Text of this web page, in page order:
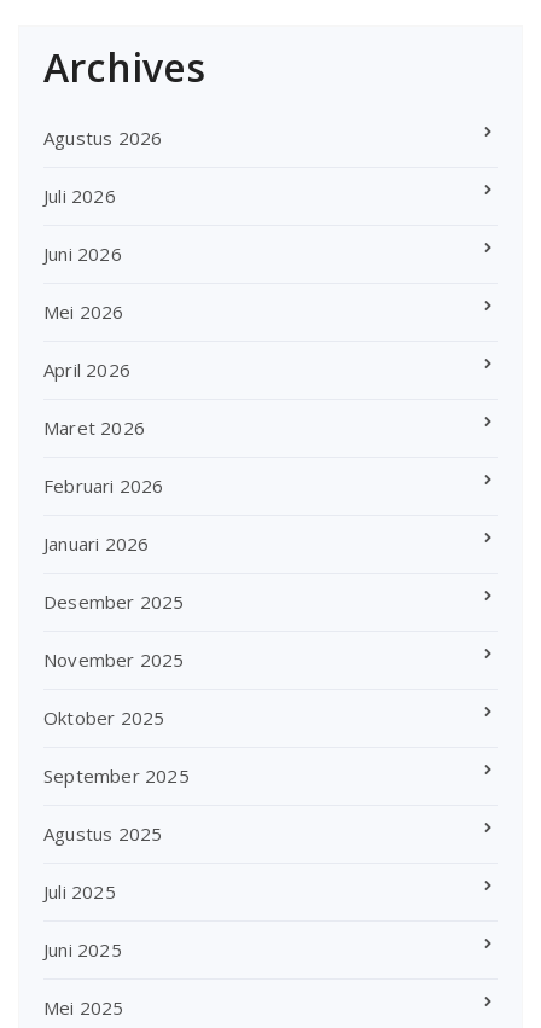
Archives
Agustus 2026
Juli 2026
Juni 2026
Mei 2026
April 2026
Maret 2026
Februari 2026
Januari 2026
Desember 2025
November 2025
Oktober 2025
September 2025
Agustus 2025
Juli 2025
Juni 2025
Mei 2025